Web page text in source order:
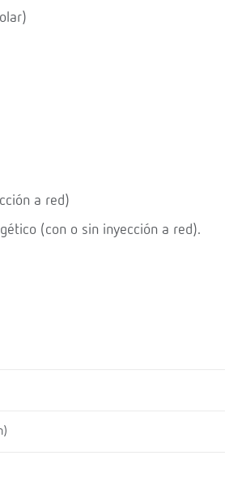
a red)
(con o sin inyección a red).